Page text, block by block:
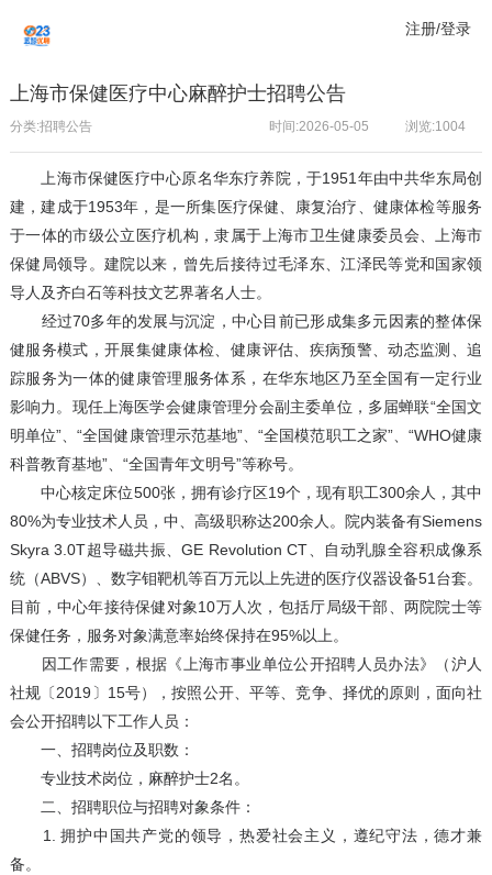
注册/登录
上海市保健医疗中心麻醉护士招聘公告
分类:招聘公告 浏览:1004
时间:2026-05-05
上海市保健医疗中心原名华东疗养院，于1951年由中共华东局创
建，建成于1953年，是一所集医疗保健、康复治疗、健康体检等服务
于一体的市级公立医疗机构，隶属于上海市卫生健康委员会、上海市
保健局领导。建院以来，曾先后接待过毛泽东、江泽民等党和国家领
导人及齐白石等科技文艺界著名人士。
经过70多年的发展与沉淀，中心目前已形成集多元因素的整体保
健服务模式，开展集健康体检、健康评估、疾病预警、动态监测、追
踪服务为一体的健康管理服务体系，在华东地区乃至全国有一定行业
影响力。现任上海医学会健康管理分会副主委单位，多届蝉联“全国文
明单位”、“全国健康管理示范基地”、“全国模范职工之家”、“WHO健康
科普教育基地”、“全国青年文明号”等称号。
中心核定床位500张，拥有诊疗区19个，现有职工300余人，其中
80%为专业技术人员，中、高级职称达200余人。院内装备有Siemens
Skyra 3.0T超导磁共振、GE Revolution CT、自动乳腺全容积成像系
统（ABVS）、数字钼靶机等百万元以上先进的医疗仪器设备51台套。
目前，中心年接待保健对象10万人次，包括厅局级干部、两院院士等
保健任务，服务对象满意率始终保持在95%以上。
因工作需要，根据《上海市事业单位公开招聘人员办法》（沪人
社规〔2019〕15号），按照公开、平等、竞争、择优的原则，面向社
会公开招聘以下工作人员：
一、招聘岗位及职数：
专业技术岗位，麻醉护士2名。
二、招聘职位与招聘对象条件：
1. 拥护中国共产党的领导，热爱社会主义，遵纪守法，德才兼
备。